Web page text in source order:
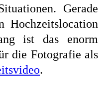
Gerade
Hochzeitslocation
ist das enorm
die Fotografie als
.